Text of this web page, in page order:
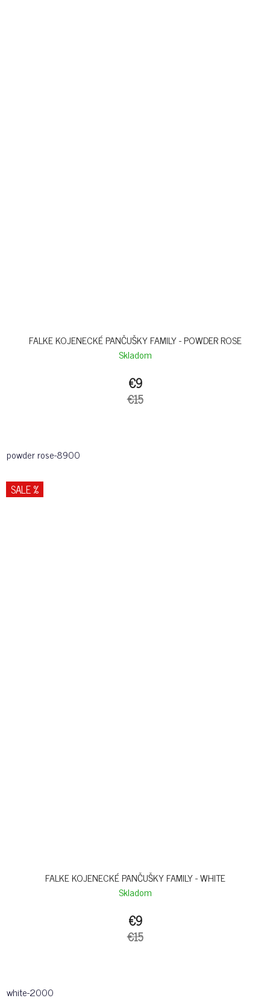
FALKE KOJENECKÉ PANČUŠKY FAMILY - POWDER ROSE
Skladom
€9
€15
powder rose-8900
SALE %
FALKE KOJENECKÉ PANČUŠKY FAMILY - WHITE
Skladom
€9
€15
white-2000